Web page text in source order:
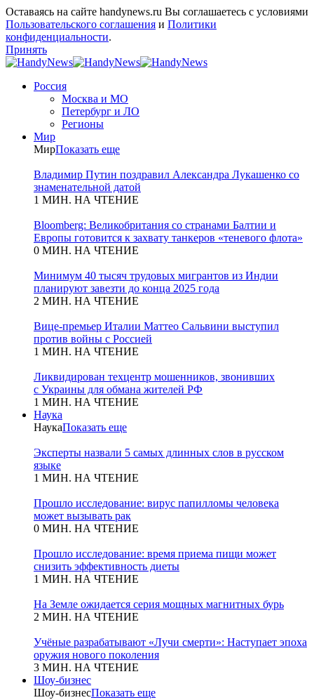
Оставаясь на сайте handynews.ru Вы соглашаетесь с условиями
Пользовательского соглашения и Политики
конфиденциальности.
Принять
Россия
Москва и МО
Петербург и ЛО
Регионы
Мир
МирПоказать еще
Владимир Путин поздравил Александра Лукашенко со
знаменательной датой
1 МИН. НА ЧТЕНИЕ
Bloomberg: Великобритания со странами Балтии и
Европы готовится к захвату танкеров «теневого флота»
0 МИН. НА ЧТЕНИЕ
Минимум 40 тысяч трудовых мигрантов из Индии
планируют завезти до конца 2025 года
2 МИН. НА ЧТЕНИЕ
Вице-премьер Италии Маттео Сальвини выступил
против войны с Россией
1 МИН. НА ЧТЕНИЕ
Ликвидирован техцентр мошенников, звонивших
с Украины для обмана жителей РФ
1 МИН. НА ЧТЕНИЕ
Наука
НаукаПоказать еще
Эксперты назвали 5 самых длинных слов в русском
языке
1 МИН. НА ЧТЕНИЕ
Прошло исследование: вирус папилломы человека
может вызывать рак
0 МИН. НА ЧТЕНИЕ
Прошло исследование: время приема пищи может
снизить эффективность диеты
1 МИН. НА ЧТЕНИЕ
На Земле ожидается серия мощных магнитных бурь
2 МИН. НА ЧТЕНИЕ
Учёные разрабатывают «Лучи смерти»: Наступает эпоха
оружия нового поколения
3 МИН. НА ЧТЕНИЕ
Шоу-бизнес
Шоу-бизнесПоказать еще